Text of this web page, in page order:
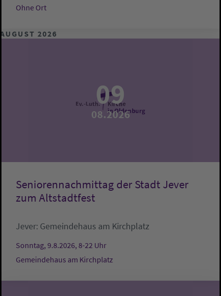
Ohne Ort
AUGUST 2026
09
08.2026
Seniorennachmittag der Stadt Jever
zum Altstadtfest
Jever: Gemeindehaus am Kirchplatz
Sonntag, 9.8.2026, 8-22 Uhr
Gemeindehaus am Kirchplatz